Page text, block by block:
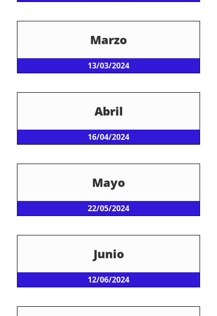
Marzo
13/03/2024
Abril
16/04/2024
Mayo
22/05/2024
Junio
12/06/2024